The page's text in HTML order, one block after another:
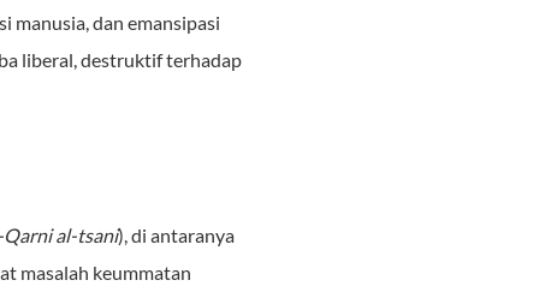
manusia, dan emansipasi
liberal, destruktif terhadap
al-tsani), di antaranya
masalah keummatan